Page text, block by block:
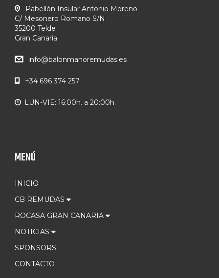
Pabellón Insular Antonio Moreno
C/ Mesonero Romano S/N
35200 Telde
Gran Canaria
info@balonmanoremudas.es
+34 696 374 257
LUN-VIE: 16:00h. a 20:00h.
MENÚ
INICIO
CB REMUDAS
ROCASA GRAN CANARIA
NOTICIAS
SPONSORS
CONTACTO